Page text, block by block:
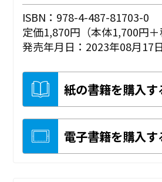
ISBN：978-4-487-81703-0
定価1,870円（本体1,700円＋
発売年月日：2023年08月17日
紙の書籍を購入す
電子書籍を購入す